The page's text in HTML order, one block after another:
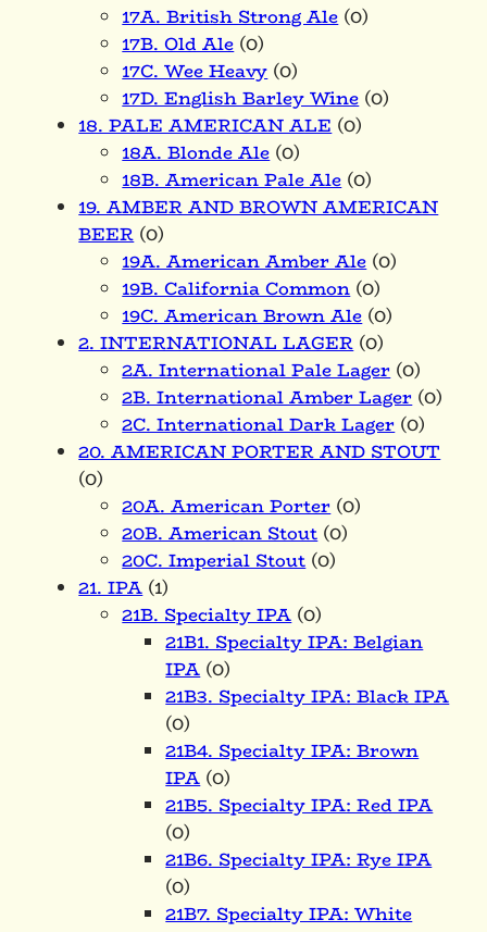
17A. British Strong Ale(0)
17B. Old Ale(0)
17C. Wee Heavy(0)
17D. English Barley Wine(0)
18. PALE AMERICAN ALE(0)
18A. Blonde Ale(0)
18B. American Pale Ale(0)
19. AMBER AND BROWN AMERICAN
BEER(0)
19A. American Amber Ale(0)
19B. California Common(0)
19C. American Brown Ale(0)
2. INTERNATIONAL LAGER(0)
2A. International Pale Lager(0)
2B. International Amber Lager(0)
2C. International Dark Lager(0)
20. AMERICAN PORTER AND STOUT
(0)
20A. American Porter(0)
20B. American Stout(0)
20C. Imperial Stout(0)
21. IPA(1)
21B. Specialty IPA(0)
21B1. Specialty IPA: Belgian
IPA(0)
21B3. Specialty IPA: Black IPA
(0)
21B4. Specialty IPA: Brown
IPA(0)
21B5. Specialty IPA: Red IPA
(0)
21B6. Specialty IPA: Rye IPA
(0)
21B7. Specialty IPA: White